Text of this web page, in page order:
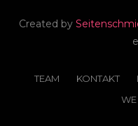
Created by
TEAM KONTAKT